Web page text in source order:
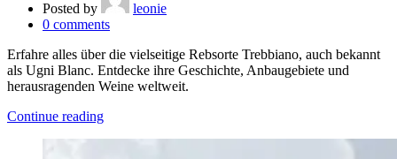
Posted by
leonie
0 comments
Erfahre alles über die vielseitige Rebsorte Trebbiano, auch bekannt
als Ugni Blanc. Entdecke ihre Geschichte, Anbaugebiete und
herausragenden Weine weltweit.
Continue reading